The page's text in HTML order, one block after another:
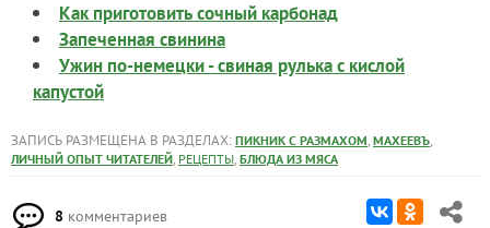
Как приготовить сочный карбонад
Запеченная свинина
Ужин по-немецки - свиная рулька с кислой
капустой
ЗАПИСЬ РАЗМЕЩЕНА В РАЗДЕЛАХ: ПИКНИК С РАЗМАХОМ, МАХЕЕВЪ,
ЛИЧНЫЙ ОПЫТ ЧИТАТЕЛЕЙ, РЕЦЕПТЫ, БЛЮДА ИЗ МЯСА
8 комментариев